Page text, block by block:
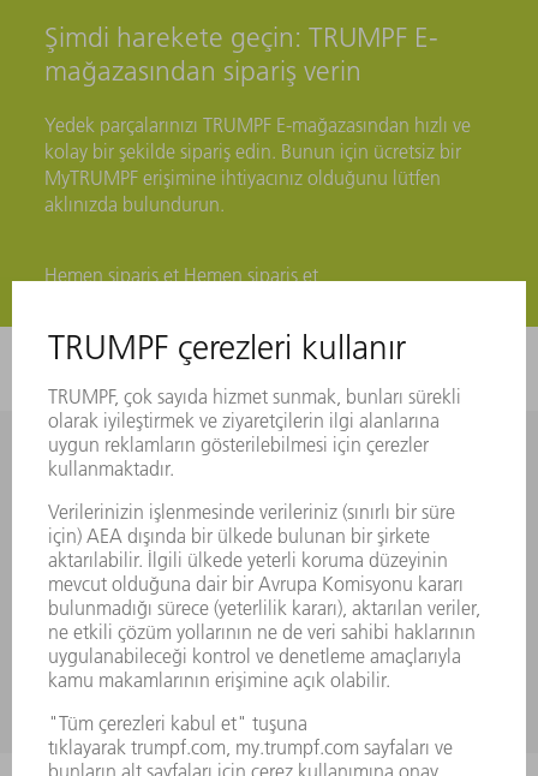
Şimdi harekete geçin: TRUMPF E-
mağazasından sipariş verin
Yedek parçalarınızı TRUMPF E-mağazasından hızlı ve
kolay bir şekilde sipariş edin. Bunun için ücretsiz bir
MyTRUMPF erişimine ihtiyacınız olduğunu lütfen
aklınızda bulundurun.
Hemen sipariş etHemen sipariş et
Bunu biliyor muydunuz? E-mağazayı kullanabilmek için bir
MyTRUMPF kullanıcı hesabına ihtiyaç duyarsınız. Yalnızca
birkaç dakika içinde ücretsiz olarak kaydolun.
ŞIMDI KAYDOLUN